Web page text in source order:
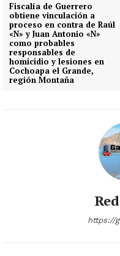
Fiscalía de Guerrero
obtiene vinculación a
proceso en contra de Raúl
«N» y Juan Antonio «N»
como probables
responsables de
homicidio y lesiones en
Cochoapa el Grande,
región Montaña
https://